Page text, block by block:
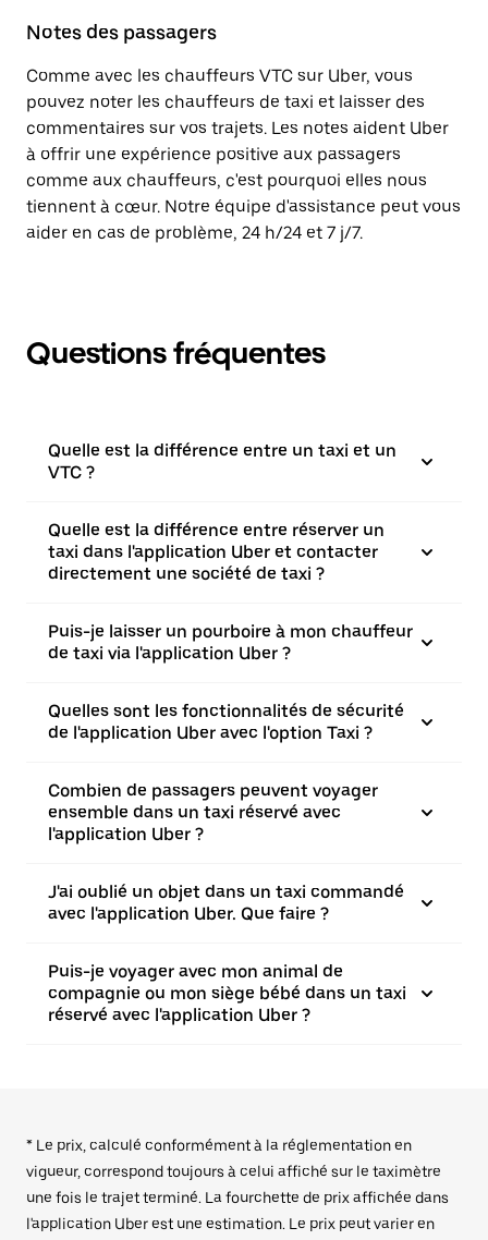
Notes des passagers
Comme avec les chauffeurs VTC sur Uber, vous
pouvez noter les chauffeurs de taxi et laisser des
commentaires sur vos trajets. Les notes aident Uber
à offrir une expérience positive aux passagers
comme aux chauffeurs, c'est pourquoi elles nous
tiennent à cœur. Notre équipe d'assistance peut vous
aider en cas de problème, 24 h/24 et 7 j/7.
Questions fréquentes
Quelle est la différence entre un taxi et un
VTC ?
Quelle est la différence entre réserver un
taxi dans l'application Uber et contacter
directement une société de taxi ?
Puis-je laisser un pourboire à mon chauffeur
de taxi via l'application Uber ?
Quelles sont les fonctionnalités de sécurité
de l'application Uber avec l'option Taxi ?
Combien de passagers peuvent voyager
ensemble dans un taxi réservé avec
l'application Uber ?
J'ai oublié un objet dans un taxi commandé
avec l'application Uber. Que faire ?
Puis-je voyager avec mon animal de
compagnie ou mon siège bébé dans un taxi
réservé avec l'application Uber ?
* Le prix, calculé conformément à la réglementation en
vigueur, correspond toujours à celui affiché sur le taximètre
une fois le trajet terminé. La fourchette de prix affichée dans
l'application Uber est une estimation. Le prix peut varier en